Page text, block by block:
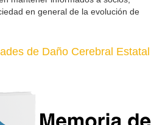
en general de la evolución de
de Daño Cerebral Estatal